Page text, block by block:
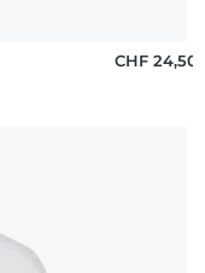
CHF 24,50